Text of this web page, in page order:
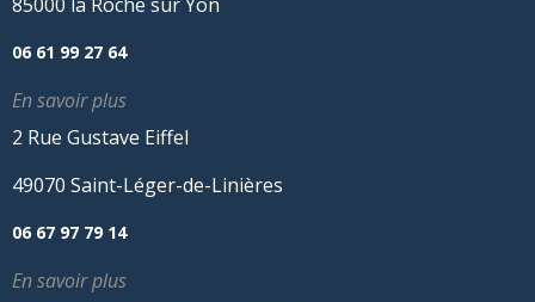
06 61 99 27 64
En savoir plus
2 Rue Gustave Eiffel
49070 Saint-Léger-de-Linières
06 67 97 79 14
En savoir plus